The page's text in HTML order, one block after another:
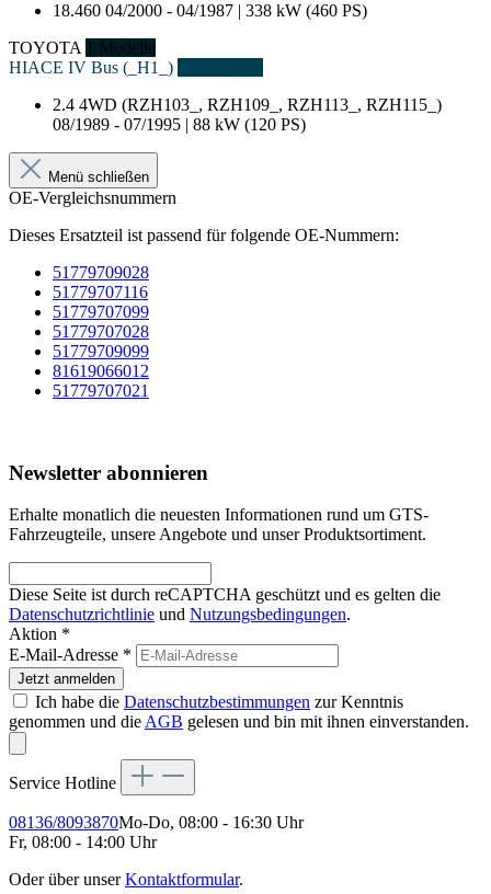
18.460 04/2000 - 04/1987 | 338 kW (460 PS)
TOYOTA 1 Modelle
HIACE IV Bus (_H1_)
2.4 4WD (RZH103_, RZH109_, RZH113_, RZH115_)
08/1989 - 07/1995 | 88 kW (120 PS)
Menü schließen
OE-Vergleichsnummern
Dieses Ersatzteil ist passend für folgende OE-Nummern:
51779709028
51779707116
51779707099
51779707028
51779709099
81619066012
51779707021
Newsletter abonnieren
Erhalte monatlich die neuesten Informationen rund um GTS-
Fahrzeugteile, unsere Angebote und unser Produktsortiment.
Diese Seite ist durch reCAPTCHA geschützt und es gelten die
Datenschutzrichtlinie und Nutzungsbedingungen.
Aktion *
E-Mail-Adresse *
Jetzt anmelden
Ich habe die Datenschutzbestimmungen zur Kenntnis
genommen und die AGB gelesen und bin mit ihnen einverstanden.
Service Hotline
08136/8093870Mo-Do, 08:00 - 16:30 Uhr
Fr, 08:00 - 14:00 Uhr
Oder über unserKontaktformular.